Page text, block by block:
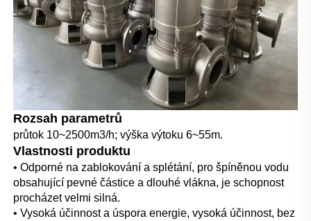
Rozsah parametrů
průtok 10~2500m3/h; výška výtoku 6~55m.
Vlastnosti produktu
• Odporné na zablokování a splétání, pro špíněnou vodu
obsahující pevné částice a dlouhé vlákna, je schopnost
procházet velmi silná.
• Vysoká účinnost a úspora energie, vysoká účinnost, bez